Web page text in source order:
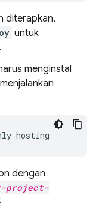
diterapkan,
untuk
menginstal
dengan
project-